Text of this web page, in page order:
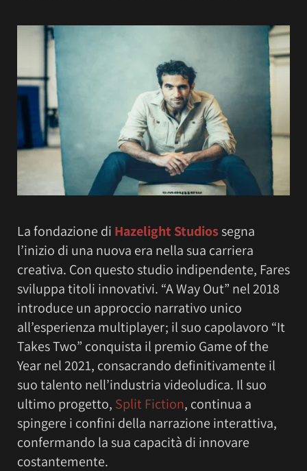
La fondazione di Hazelight Studiossegna
l’inizio di una nuova era nella sua carriera
creativa. Con questo studio indipendente, Fares
sviluppa titoli innovativi. “A Way Out” nel 2018
introduce un approccio narrativo unico
all’esperienza multiplayer; il suo capolavoro “It
Takes Two” conquista il premio Game of the
Year nel 2021, consacrando definitivamente il
suo talento nell’industria videoludica. Il suo
ultimo progetto, Split Fiction, continua a
spingere i confini della narrazione interattiva,
confermando la sua capacità di innovare
costantemente.